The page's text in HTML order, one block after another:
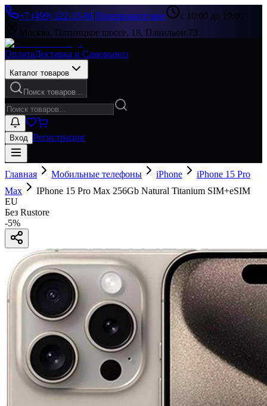
+7 (499) 322-33-86|Перезвоните мне
с 10:00 до 19:00
Москва, Пятницкое шоссе, 18, Павильон 73
ОплатаДоставка и Самовывоз
Каталог товаров
Поиск товаров...
Вход Регистрация
Главная Мобильные телефоны iPhone
iPhone 15 Pro
Max
IPhone 15 Pro Max 256Gb Natural Titanium SIM+eSIM
EU
Без Rustore
-5%